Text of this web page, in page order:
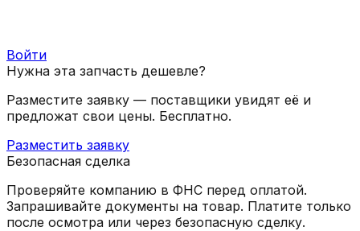
Войти
Нужна эта запчасть дешевле?
Разместите заявку — поставщики увидят её и
предложат свои цены. Бесплатно.
Разместить заявку
Безопасная сделка
Проверяйте компанию в ФНС перед оплатой.
Запрашивайте документы на товар. Платите только
после осмотра или через безопасную сделку.